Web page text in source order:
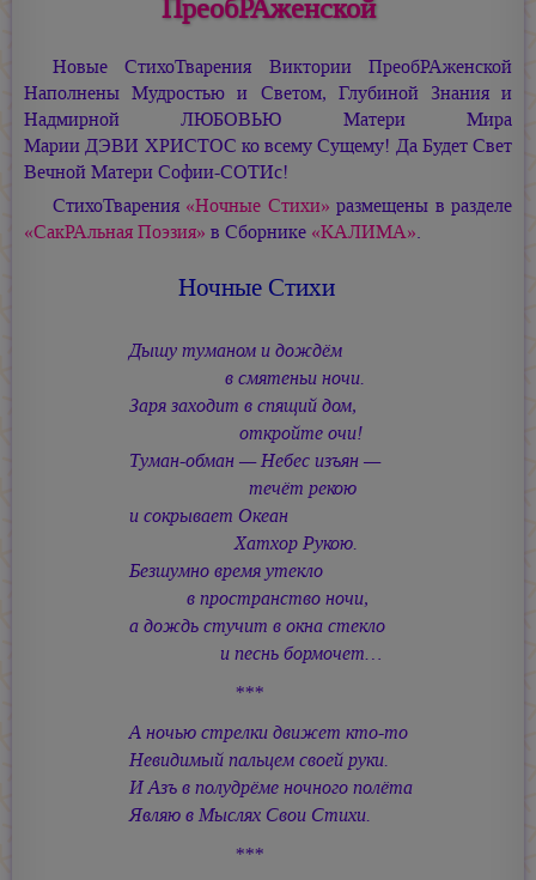
ПреобРАженской
Новые СтихоТварения Виктории ПреобРАженской
Наполнены Мудростью и Светом, Глубиной Знания и
Надмирной ЛЮБОВЬЮ Матери Мира
Марии ДЭВИ ХРИСТОС ко всему Сущему! Да Будет Свет
Вечной Матери Софии-СОТИс!
СтихоТварения «Ночные Стихи» размещены в разделе
«СакРАльная Поэзия» в Сборнике «КАЛИМА».
Ночные Стихи
Дышу туманом и дождём
в смятеньи ночи.
Заря заходит в спящий дом,
откройте очи!
Туман-обман — Небес изъян —
течёт рекою
и сокрывает Океан
Хатхор Рукою.
Безшумно время утекло
в пространство ночи,
а дождь стучит в окна стекло
и песнь бормочет…
***
А ночью стрелки движет кто-то
Невидимый пальцем своей руки.
И Азъ в полудрёме ночного полёта
Являю в Мыслях Свои Стихи.
***